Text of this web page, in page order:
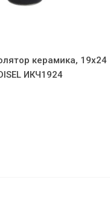
керамика, 19х24
ИКЧ1924